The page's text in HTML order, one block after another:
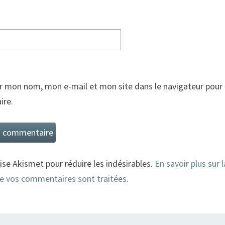
mon nom, mon e-mail et mon site dans le navigateur pour
Akismet pour réduire les indésirables. En savoir plus
vos commentaires sont traitées.